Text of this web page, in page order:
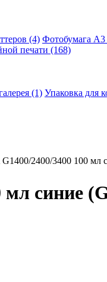
(4) Фотобумага A3
печати (168)
(1) Упаковка для
2400/3400 100 мл
синие